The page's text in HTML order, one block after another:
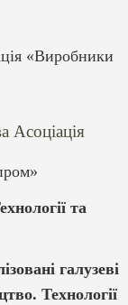
«Виробники
Асоціація
та
галузеві
Технології